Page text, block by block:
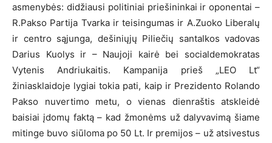
asmenybės: didžiausi politiniai priešininkai ir oponentai –
R.Pakso Partija Tvarka ir teisingumas ir A.Zuoko Liberalų
ir centro sąjunga, dešiniųjų Piliečių santalkos vadovas
Darius Kuolys ir – Naujoji kairė bei socialdemokratas
Vytenis Andriukaitis. Kampanija prieš „LEO Lt“
žiniasklaidoje lygiai tokia pati, kaip ir Prezidento Rolando
Pakso nuvertimo metu, o vienas dienraštis atskleidė
baisiai įdomų faktą – kad žmonėms už dalyvavimą šiame
mitinge buvo siūloma po 50 Lt. Ir premijos – už atsivestus